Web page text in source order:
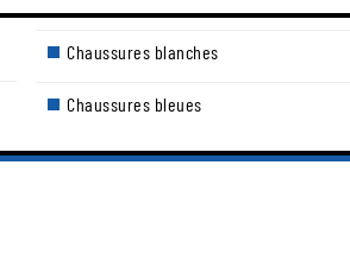
Chaussures blanches
Chaussures bleues